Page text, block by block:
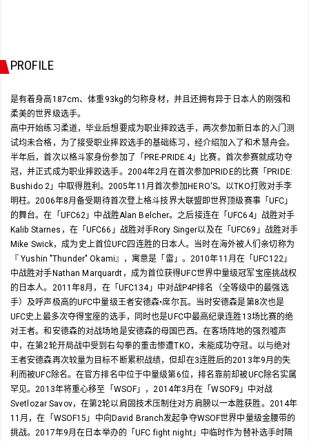
PROFILE
是有着身高187cm、体重93kg的匀称身材，并且还拥有异于日本人的刚强和
柔美的世界级选手。
高中开始练习柔道，毕业后想要成为职业摔跤选手，两次参加新日本的入门测
试均未合格，为了接受职业摔跤选手的基础练习，经介绍加入了和术慧舟会。
半年后，首次以格斗家身份参加了「PRE-PRIDE.4」比赛。首次参赛就成功夺
冠，并正式成为职业摔跤选手。2004年2月在首次参加PRIDE的比赛「PRIDE:
Bushido 2」中取得胜利。2005年11月首次参加HERO'S。以TKO打败对手李
明柱。2006年8月备受期待首次登上格斗技界大联盟即世界顶级赛事「UFC」
的舞台。在「UFC62」中战胜Alan Belcher。之后接连在「UFC64」战胜对手
Kalib Starnes，在「UFC66」战胜对手Rory Singer以及在「UFC69」战胜对手
Mike Swick，成为史上首位UFC四连胜的日本人。当时在海外被人们亲切称为
『 Yushin "Thunder" Okami』，寓意是「雷」。2010年11月在「UFC122」
中战胜对手Nathan Marquardt，成为首位获得UFC世界中量级冠军宝座挑战权
的日本人。2011年8月，在「UFC134」中对战P4P排名（全等级中的最强选
手）及呼声极高的UFC中量级王者安德森•席尔瓦。当时安德森是第8次也是
UFC史上最多次夺得宝座的选手，同时也是UFC中最高纪录连胜13场比赛的绝
对王者。和安德森的对战场地是安德森的母国巴西。在客场阵地的强烈嘘声
中，在第2轮开局战中受到右勾拳的重击惨遭TKO，未能成功夺冠。以与绝对
王者安德森再次较量为目标不断累积战绩，但却在3连胜后的2013年9月的失
利而被UFC除名。在官方排名中位于中量级第6位，排名靠前却被UFC除名实属
罕见。2013年将重心移至「WSOF」，2014年3月在「WSOF9」中对战
Svetlozar Savov，在第2轮以肩固技术压制住对方肩膀以一本胜获胜。2014年
11月，在「WSOF15」中向David Branch发起争夺WSOF世界中量级金腰带的
挑战。2017年9月在日本举办的「UFC fight night」中临时作为替补选手时隔